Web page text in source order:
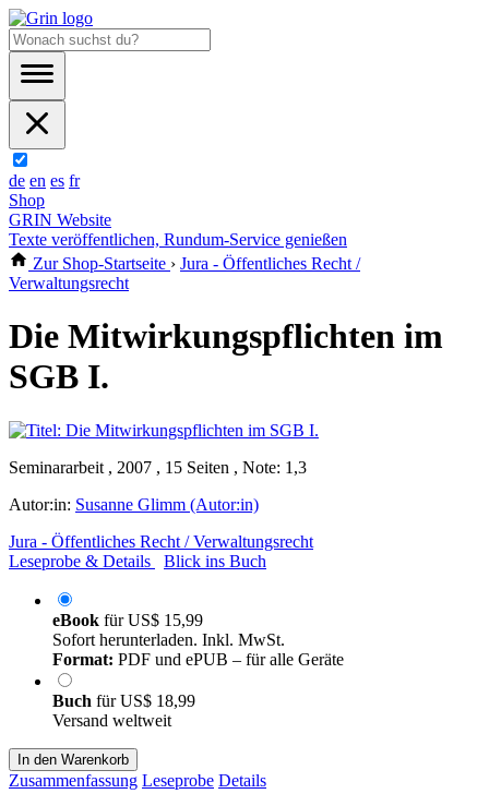
de en es fr
Shop
GRIN Website
Texte veröffentlichen, Rundum-Service genießen
Zur Shop-Startseite › Jura - Öffentliches Recht /
Verwaltungsrecht
Die Mitwirkungspflichten im
SGB I.
Seminararbeit , 2007 , 15 Seiten , Note: 1,3
Autor:in: Susanne Glimm (Autor:in)
Jura - Öffentliches Recht / Verwaltungsrecht
Leseprobe & Details
Blick ins Buch
eBook fürUS$ 15,99
Sofort herunterladen. Inkl. MwSt.
Format: PDF und ePUB – für alle Geräte
Buch fürUS$ 18,99
Versand weltweit
In den Warenkorb
Zusammenfassung Leseprobe Details